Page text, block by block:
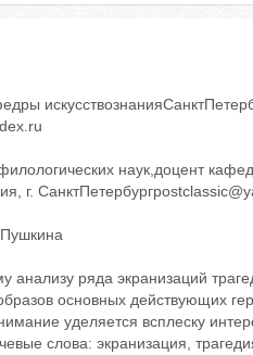
наук,доцент
г.
анализу ряда экранизаций
основных действующих
уделяется всплеску
слова: экранизация,